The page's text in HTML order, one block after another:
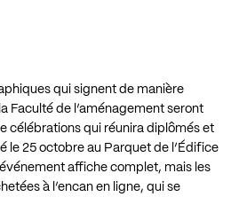
qui signent de manière
Faculté de l’aménagement seront
célébrations qui réunira diplômés et
le 25 octobre au Parquet de l’Édifice
affiche complet, mais les
à l’encan en ligne, qui se